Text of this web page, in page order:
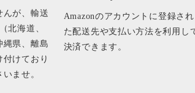
んが、輸送
北海道、
縄県、離島
付けており
ませ。
Amazonのアカウントに登録され
た配送先や支払い方法を利用し
決済できます。